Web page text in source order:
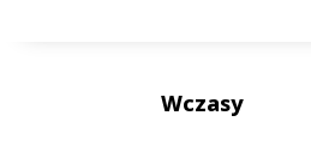
Wczasy